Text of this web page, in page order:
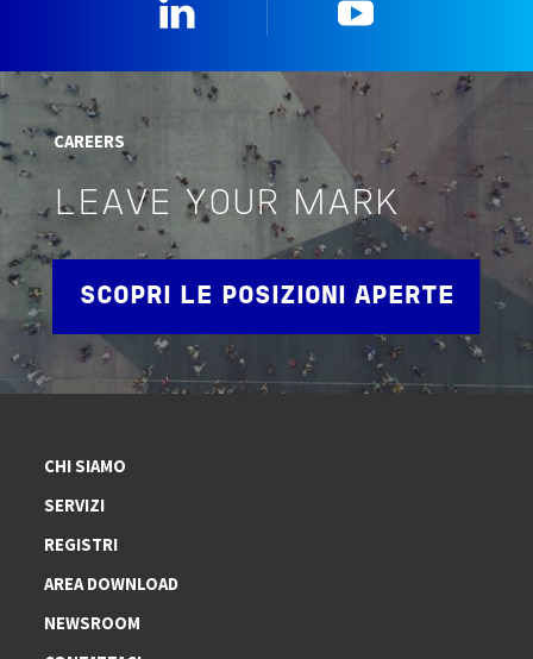
CAREERS
LEAVE YOUR MARK
SCOPRI LE POSIZIONI APERTE
CHI SIAMO
SERVIZI
REGISTRI
AREA DOWNLOAD
NEWSROOM